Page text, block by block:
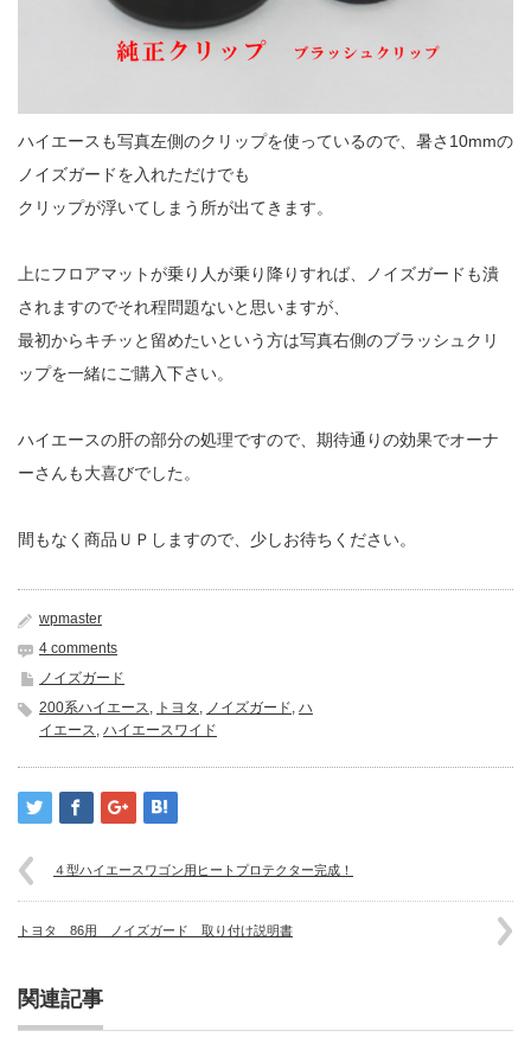
ハイエースも写真左側のクリップを使っているので、暑さ10mmの
ノイズガードを入れただけでも
クリップが浮いてしまう所が出てきます。
上にフロアマットが乗り人が乗り降りすれば、ノイズガードも潰
されますのでそれ程問題ないと思いますが、
最初からキチッと留めたいという方は写真右側のブラッシュクリ
ップを一緒にご購入下さい。
ハイエースの肝の部分の処理ですので、期待通りの効果でオーナ
ーさんも大喜びでした。
間もなく商品ＵＰしますので、少しお待ちください。
wpmaster
4 comments
ノイズガード
200系ハイエース, トヨタ , ノイズガード, ハ
イエース, ハイエースワイド
４型ハイエースワゴン用ヒートプロテクター完成！
トヨタ 86用 ノイズガード 取り付け説明書
関連記事